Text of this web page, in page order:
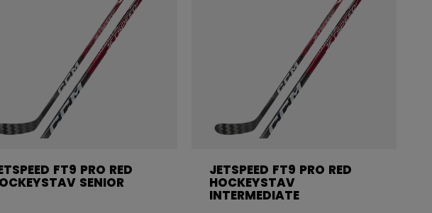
FT9 PRO RED
SENIOR
JETSPEED FT9 PRO RED
HOCKEYSTAV
INTERMEDIATE